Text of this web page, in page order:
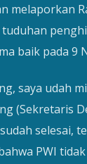
melaporkan
tuduhan
baik pada 9
saya udah
(Sekretaris
selesai,
PWI